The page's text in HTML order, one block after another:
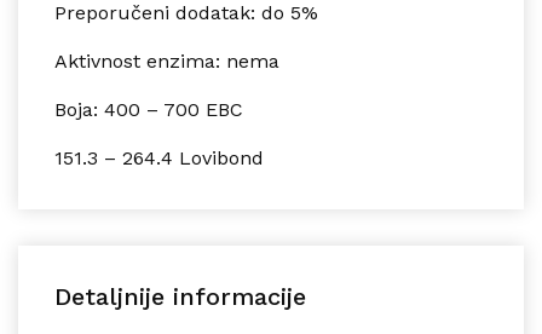
Preporučeni dodatak: do 5%
Aktivnost enzima: nema
Boja: 400 – 700 EBC
151.3 – 264.4 Lovibond
Detaljnije informacije